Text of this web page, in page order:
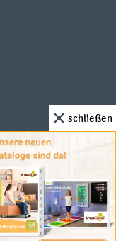
Versandkostenund ggf.
angegeben.
the SPIKE logo are
©2026 The LEGO Group
schließen